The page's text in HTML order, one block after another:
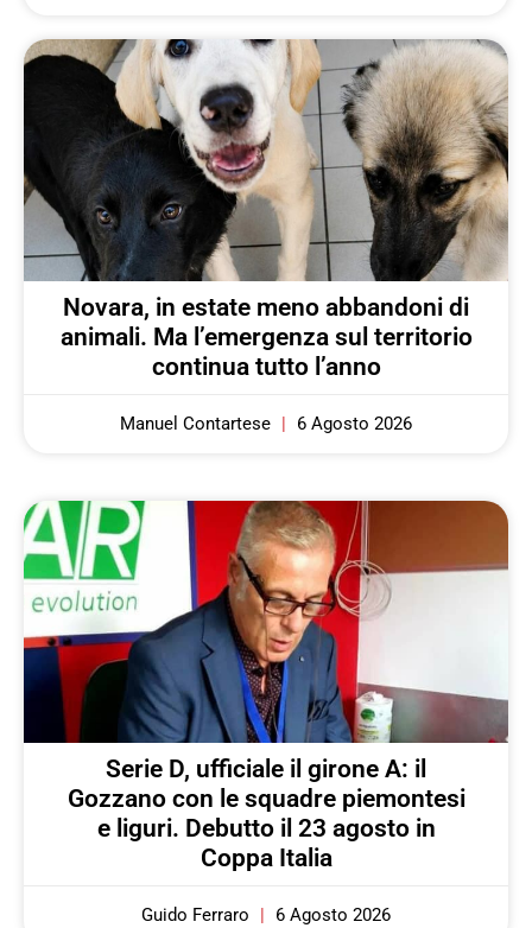
Novara, in estate meno abbandoni di
animali. Ma l’emergenza sul territorio
continua tutto l’anno
Manuel Contartese 6 Agosto 2026
Serie D, ufficiale il girone A: il
Gozzano con le squadre piemontesi
e liguri. Debutto il 23 agosto in
Coppa Italia
Guido Ferraro 6 Agosto 2026